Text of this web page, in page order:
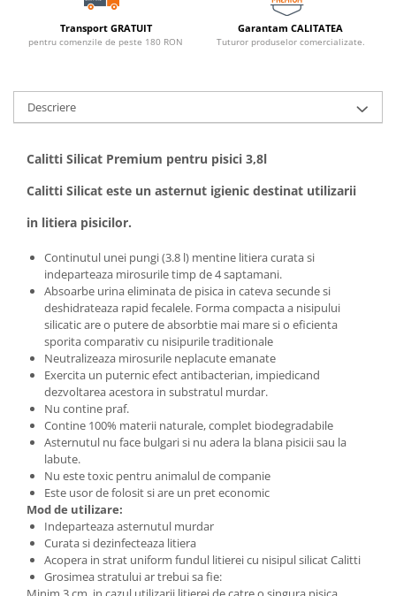
Transport GRATUIT
pentru comenzile de peste 180 RON
Garantam CALITATEA
Tuturor produselor comercializate.
Descriere
Calitti Silicat Premium pentru pisici 3,8l
Calitti Silicat este un asternut igienic destinat utilizarii
in litiera pisicilor.
Continutul unei pungi (3.8 l) mentine litiera curata si
indeparteaza mirosurile timp de 4 saptamani.
Absoarbe urina eliminata de pisica in cateva secunde si
deshidrateaza rapid fecalele. Forma compacta a nisipului
silicatic are o putere de absorbtie mai mare si o eficienta
sporita comparativ cu nisipurile traditionale
Neutralizeaza mirosurile neplacute emanate
Exercita un puternic efect antibacterian, impiedicand
dezvoltarea acestora in substratul murdar.
Nu contine praf.
Contine 100% materii naturale, complet biodegradabile
Asternutul nu face bulgari si nu adera la blana pisicii sau la
labute.
Nu este toxic pentru animalul de companie
Este usor de folosit si are un pret economic
Mod de utilizare:
Indeparteaza asternutul murdar
Curata si dezinfecteaza litiera
Acopera in strat uniform fundul litierei cu nisipul silicat Calitti
Grosimea stratului ar trebui sa fie: